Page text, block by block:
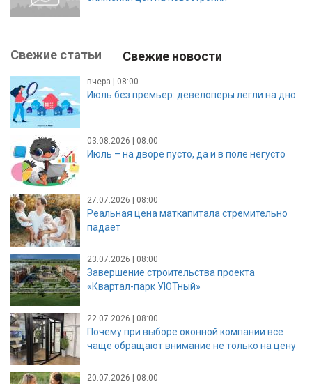
Свежие статьи Свежие новости
вчера | 08:00
Июль без премьер: девелоперы легли на дно
03.08.2026 | 08:00
Июль – на дворе пусто, да и в поле негусто
27.07.2026 | 08:00
Реальная цена маткапитала стремительно
падает
23.07.2026 | 08:00
Завершение строительства проекта
«Квартал-парк УЮТный»
22.07.2026 | 08:00
Почему при выборе оконной компании все
чаще обращают внимание не только на цену
20.07.2026 | 08:00